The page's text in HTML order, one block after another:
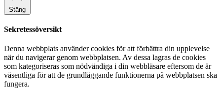
Stäng
Sekretessöversikt
Denna webbplats använder cookies för att förbättra din upplevelse
när du navigerar genom webbplatsen. Av dessa lagras de cookies
som kategoriseras som nödvändiga i din webbläsare eftersom de är
väsentliga för att de grundläggande funktionerna på webbplatsen ska
fungera.